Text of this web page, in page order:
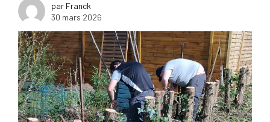
par Franck
30 mars 2026